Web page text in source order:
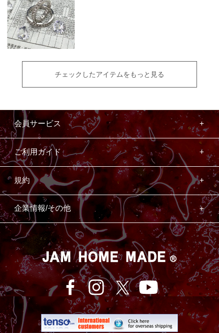
チェックしたアイテムをもっと見る
会員サービス
ご利用ガイド
規約
企業情報/その他